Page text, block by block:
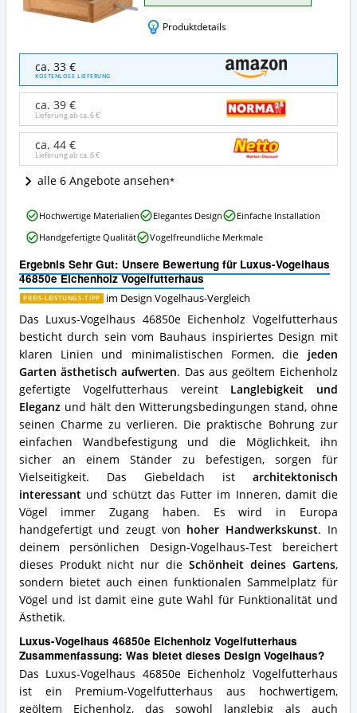
Produktdetails
Luxus-
Vogelhaus
46850e
Eichenholz
Vogelfutterhaus
Angebote:
dieses
Design
erhältlich?
ca. 33 €
KOSTENLOSE LIEFERUNG
ca. 39 €
Lieferung ab ca.6 €
ca. 44 €
Lieferung ab ca.6 €
alle 6 Angebote ansehen
Ergebnis Sehr Gut: Unsere Bewertung für Luxus-Vogelhaus
46850e Eichenholz Vogelfutterhaus
PREIS-LEISTUNGS-TIPP im Design Vogelhaus-Vergleich
Das Luxus-Vogelhaus 46850e Eichenholz Vogelfutterhaus
besticht durch sein vom Bauhaus inspiriertes Design mit
klaren Linien und minimalistischen Formen, die jeden
Garten ästhetisch aufwerten. Das aus geöltem Eichenholz
gefertigte Vogelfutterhaus vereint Langlebigkeit und
Eleganzund hält den Witterungsbedingungen stand, ohne
seinen Charme zu verlieren. Die praktische Bohrung zur
einfachen Wandbefestigung und die Möglichkeit, ihn
sicher an einem Ständer zu befestigen, sorgen für
Vielseitigkeit. Das Giebeldach ist architektonisch
interessantund schützt das Futter im Inneren, damit die
Vögel immer Zugang haben. Es wird in Europa
handgefertigt und zeugt von hoher Handwerkskunst. In
deinem persönlichen Design-Vogelhaus-Test bereichert
dieses Produkt nicht nur dieSchönheit deines Gartens,
sondern bietet auch einen funktionalen Sammelplatz für
Vögel und ist damit eine gute Wahl für Funktionalität und
Ästhetik.
Luxus-Vogelhaus 46850e Eichenholz Vogelfutterhaus
Zusammenfassung: Was bietet dieses Design Vogelhaus?
Das Luxus-Vogelhaus 46850e Eichenholz Vogelfutterhaus
ist ein Premium-Vogelfutterhaus aus hochwertigem,
geöltem Eichenholz, das sowohl langlebig als auch
Luxus-
Vogelhaus
46850e
Vogelfutterhaus
Vorteile:
Was
spricht
für
dieses
Design
Vogelhaus?
Hochwertige Materialien Elegantes Design
Einfache Installation
Handgefertigte Qualität
Vogelfreundliche Merkmale